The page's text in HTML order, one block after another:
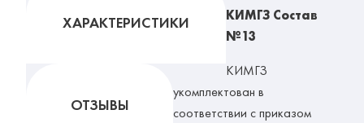
ХАРАКТЕРИСТИКИ
ОТЗЫВЫ
КИМГЗ Состав
№13
КИМГЗ
укомплектован в
соответствии с приказом